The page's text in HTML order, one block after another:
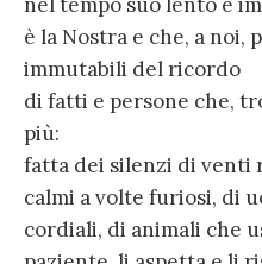
è la Nostra e che, a noi,
immutabili del ricordo
di fatti e persone che,
più:
fatta dei silenzi di venti
calmi a volte furiosi, di
cordiali, di animali che